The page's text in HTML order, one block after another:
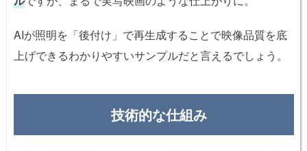
AIが照明を「後付け」で再生成することで映像品質を底
上げできるわかりやすいサンプルだと言えるでしょう。
技術的な仕組み